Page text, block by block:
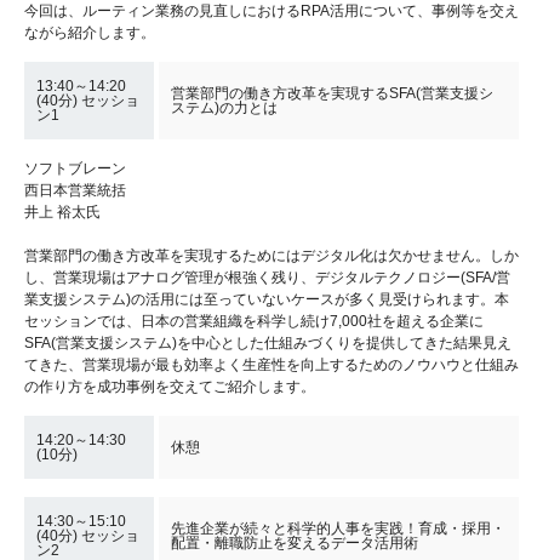
今回は、ルーティン業務の見直しにおけるRPA活用について、事例等を交え
ながら紹介します。
13:40～14:20
(40分) セッショ
ン1
営業部門の働き方改革を実現するSFA(営業支援シ
ステム)の力とは
ソフトブレーン
西日本営業統括
井上 裕太氏
営業部門の働き方改革を実現するためにはデジタル化は欠かせません。しか
し、営業現場はアナログ管理が根強く残り、デジタルテクノロジー(SFA/営
業支援システム)の活用には至っていないケースが多く見受けられます。本
セッションでは、日本の営業組織を科学し続け7,000社を超える企業に
SFA(営業支援システム)を中心とした仕組みづくりを提供してきた結果見え
てきた、営業現場が最も効率よく生産性を向上するためのノウハウと仕組み
の作り方を成功事例を交えてご紹介します。
14:20～14:30
(10分)
休憩
14:30～15:10
(40分) セッショ
ン2
先進企業が続々と科学的人事を実践！育成・採用・
配置・離職防止を変えるデータ活用術